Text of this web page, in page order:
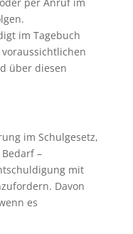
im Tagebuch
über diesen
im Schulgesetz,
–
mit
Davon
es